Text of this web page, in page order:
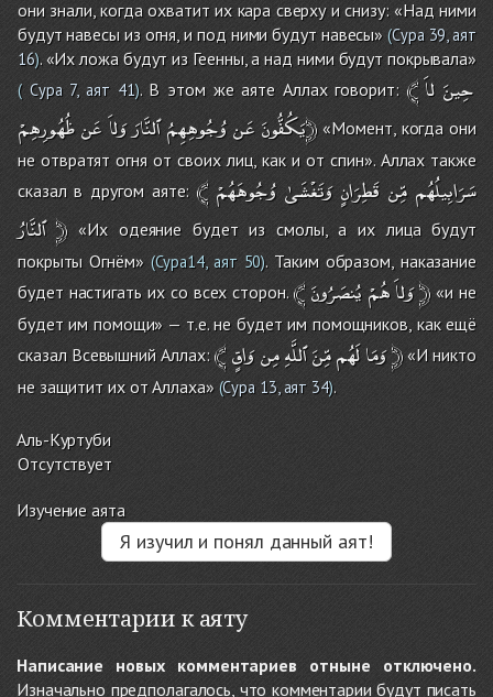
они знали, когда охватит их кара сверху и снизу: «Над ними
будут навесы из огня, и под ними будут навесы» (Сура 39, аят
16). «Их ложа будут из Геенны, а над ними будут покрывала»
( Сура 7, аят 41). В этом же аяте Аллах говорит: ﴾ حِينَ لاَ
يَكُفُّونَعَنوُجُوهِهِمُٱلنَّارَوَلاَعَن ظُهُورِهِمْ﴿«Момент, когда они
не отвратят огня от своих лиц, как и от спин». Аллах также
сказал в другом аяте:﴾ سَرَابِيلُهُم مِّن قَطِرَانٍ وَتَغْشَىٰ وُجُوهَهُمْ
ٱلنَّارُ ﴿«Их одеяние будет из смолы, а их лица будут
покрыты Огнём»(Сура14, аят 50). Таким образом, наказание
будет настигать их со всех сторон. ﴾ وَلاَهُمْيُنصَرُونَ ﴿«и не
будет им помощи» — т.е. не будет им помощников, как ещё
сказал Всевышний Аллах:﴾ وَمَالَهُممِّنَٱللَّهِمِنوَاقٍ ﴿«И никто
не защитит их от Аллаха»(Сура 13, аят 34).
Аль-Куртуби
Отсутствует
Изучение аята
Я изучил и понял данный аят!
Комментарии к аяту
Написание новых комментариев отныне отключено.
Изначально предполагалось, что комментарии будут писать